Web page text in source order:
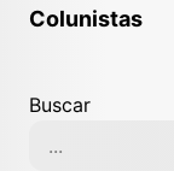
Colunistas
Buscar